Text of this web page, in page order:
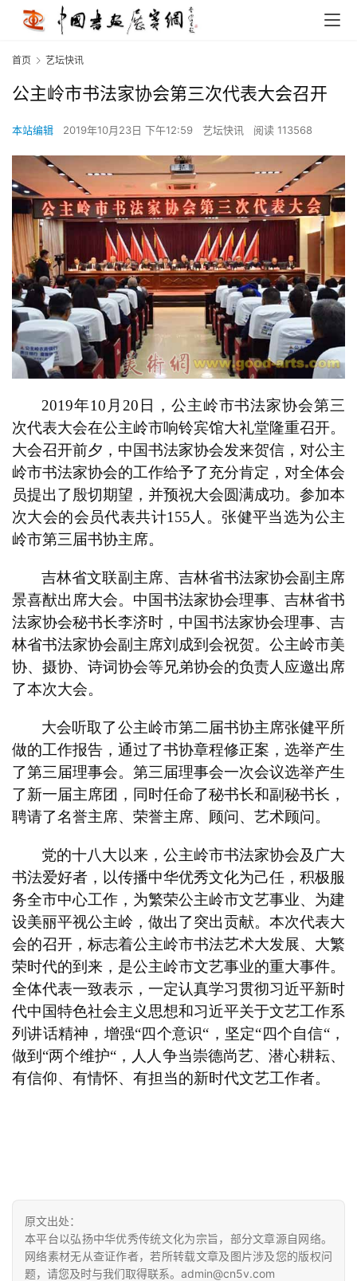
首
艺
坛
快
讯
法
征
稿
学
术
研
究
法
书
欣
美
术
首页 艺坛快讯
公主岭市书法家协会第三次代表大会召开
本站编辑 2019年10月23日 下午12:59 艺坛快讯 阅读 113568
2019年10 月 20 日，公主岭市书法家协会第三
次代表大会在公主岭市响铃宾馆大礼堂隆重召开。
大会召开前夕，中国书法家协会发来贺信，对公主
岭市书法家协会的工作给予了充分肯定，对全体会
员提出了殷切期望，并预祝大会圆满成功。参加本
次大会的会员代表共计155 人。张健平当选为公主
岭市第三届书协主席。
吉林省文联副主席、吉林省书法家协会副主席
景喜猷出席大会。中国书法家协会理事、吉林省书
法家协会秘书长李济时，中国书法家协会理事、吉
林省书法家协会副主席刘成到会祝贺。公主岭市美
协、摄协、诗词协会等兄弟协会的负责人应邀出席
了本次大会。
大会听取了公主岭市第二届书协主席张健平所
做的工作报告，通过了书协章程修正案，选举产生
了第三届理事会。第三届理事会一次会议选举产生
了新一届主席团，同时任命了秘书长和副秘书长，
聘请了名誉主席、荣誉主席、顾问、艺术顾问。
党的十八大以来，公主岭市书法家协会及广大
书法爱好者，以传播中华优秀文化为己任，积极服
务全市中心工作，为繁荣公主岭市文艺事业、为建
设美丽平视公主岭，做出了突出贡献。本次代表大
会的召开，标志着公主岭市书法艺术大发展、大繁
荣时代的到来，是公主岭市文艺事业的重大事件。
全体代表一致表示，一定认真学习贯彻习近平新时
代中国特色社会主义思想和习近平关于文艺工作系
列讲话精神，增强“四个意识“ ，坚定“四个自信“，
做到“两个维护“，人人争当崇德尚艺、潜心耕耘、
有信仰、有情怀、有担当的新时代文艺工作者。
原文出处：
本平台以弘扬中华优秀传统文化为宗旨，部分文章源自网络。
网络素材无从查证作者，若所转载文章及图片涉及您的版权问
题，请您及时与我们取得联系。admin@cn5v.com